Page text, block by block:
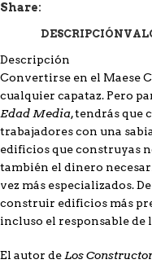
Share:
DESCRIPCIÓN
Descripción
Convertirse en el Maese
cualquier capataz. Pero
Edad Media, tendrás que
trabajadores con una
edificios que construyas
también el dinero
vez más especializados.
construir edificios más
incluso el responsable
El autor deLos